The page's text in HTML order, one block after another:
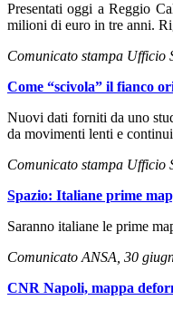
Presentati oggi a Reggio
milioni di euro in tre anni.
Comunicato stampa Ufficio
Come “scivola” il fianco
Nuovi dati forniti da uno
da movimenti lenti e
Comunicato stampa Ufficio
Spazio: Italiane prime
Saranno italiane le prime
Comunicato ANSA, 30
CNR Napoli, mappa